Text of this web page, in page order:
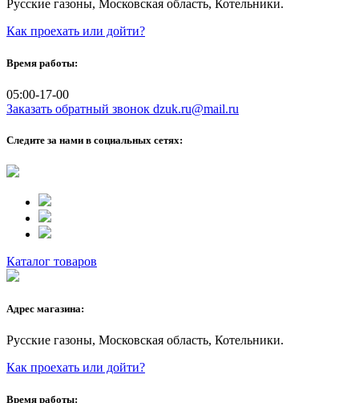
Русские газоны, Московская область, Котельники.
Как проехать или дойти?
Время работы:
05:00-17-00
Заказать обратный звонок dzuk.ru@mail.ru
Следите за нами в социальных сетях:
Каталог товаров
Адрес магазина:
Русские газоны, Московская область, Котельники.
Как проехать или дойти?
Время работы: